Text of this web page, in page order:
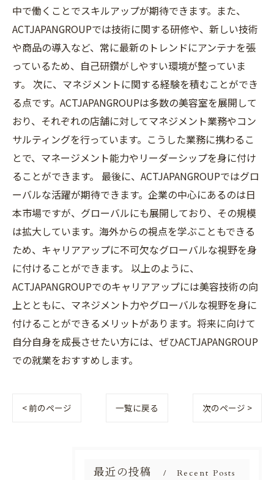
中で働くことでスキルアップが期待できます。また、
ACTJAPANGROUPでは技術に関する研修や、新しい技術
や商品の導入など、常に最新のトレンドにアンテナを張
っているため、自己研鑽がしやすい環境が整っていま
す。 次に、マネジメントに関する経験を積むことができ
る点です。ACTJAPANGROUPは多数の美容室を展開して
おり、それぞれの店舗に対してマネジメント業務やコン
サルティングを行っています。こうした業務に携わるこ
とで、マネージメント能力やリーダーシップを身に付け
ることができます。 最後に、ACTJAPANGROUPではグロ
ーバルな活躍が期待できます。企業の中心にあるのは日
本市場ですが、グローバルにも展開しており、その規模
は拡大しています。海外からの視点を学ぶこともできる
ため、キャリアアップに不可欠なグローバルな視野を身
に付けることができます。 以上のように、
ACTJAPANGROUPでのキャリアアップには美容技術の向
上とともに、マネジメント力やグローバルな視野を身に
付けることができるメリットがあります。将来に向けて
自分自身を成長させたい方には、ぜひACTJAPANGROUP
での就業をおすすめします。
< 前のページ 一覧に戻る 次のページ >
最近の投稿 Recent Posts